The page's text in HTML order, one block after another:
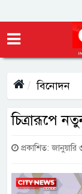
বিনোদন
চিত্রারূপে
প্রকাশিত: